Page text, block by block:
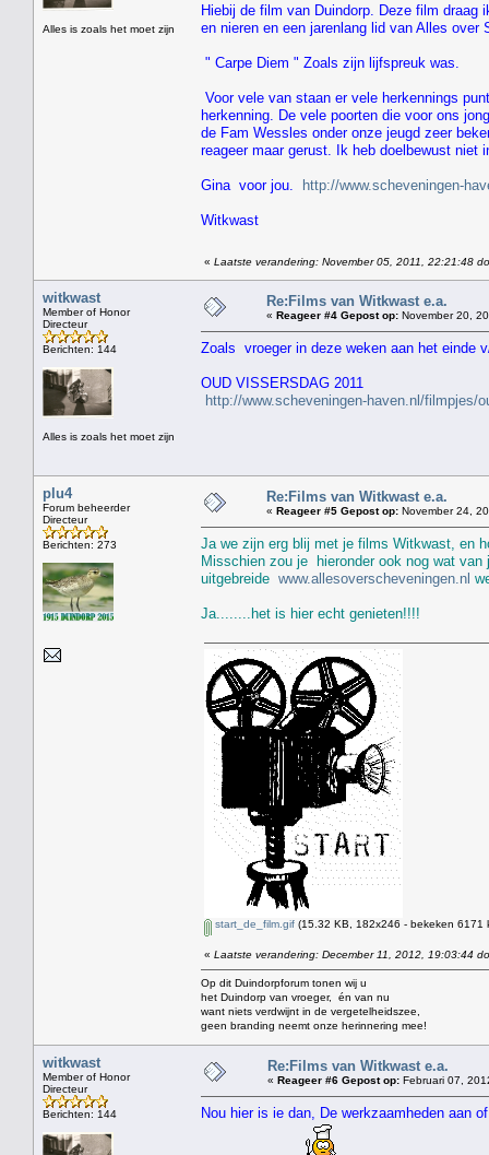
Alles is zoals het moet zijn
Hiebij de film van Duindorp. Deze film
en nieren en een jarenlang lid van Alles over
" Carpe Diem " Zoals zijn lijfspreuk was.
Voor vele van staan er vele herkennings
herkenning. De vele poorten die voor ons
de Fam Wessles onder onze jeugd zeer
reageer maar gerust. Ik heb doelbewust niet
Gina voor jou. http://www.scheveningen-
Witkwast
« Laatste verandering: November 05, 2011, 22:21:48
witkwast
Member of Honor
Directeur
Berichten: 144
Alles is zoals het moet zijn
Re:Films van Witkwast e.a.
« Reageer #4 Gepost op: November 20,
Zoals vroeger in deze weken aan het einde
OUD VISSERSDAG 2011
http://www.scheveningen-haven.nl/filmpjes/
plu4
Forum beheerder
Directeur
Berichten: 273
Re:Films van Witkwast e.a.
« Reageer #5 Gepost op: November 24,
Ja we zijn erg blij met je films Witkwast, en
Misschien zou je hieronder ook nog wat van
uitgebreide www.allesoverscheveningen.nl
Ja........het is hier echt genieten!!!!
start_de_film.gif (15.32 KB, 182x246 - bekeken 6171
« Laatste verandering: December 11, 2012, 19:03:44
Op dit Duindorpforum tonen wij u
het Duindorp van vroeger, én van nu
want niets verdwijnt in de vergetelheidszee,
geen branding neemt onze herinnering mee!
witkwast
Member of Honor
Directeur
Berichten: 144
Re:Films van Witkwast e.a.
« Reageer #6 Gepost op: Februari 07,
Nou hier is ie dan, De werkzaamheden aan